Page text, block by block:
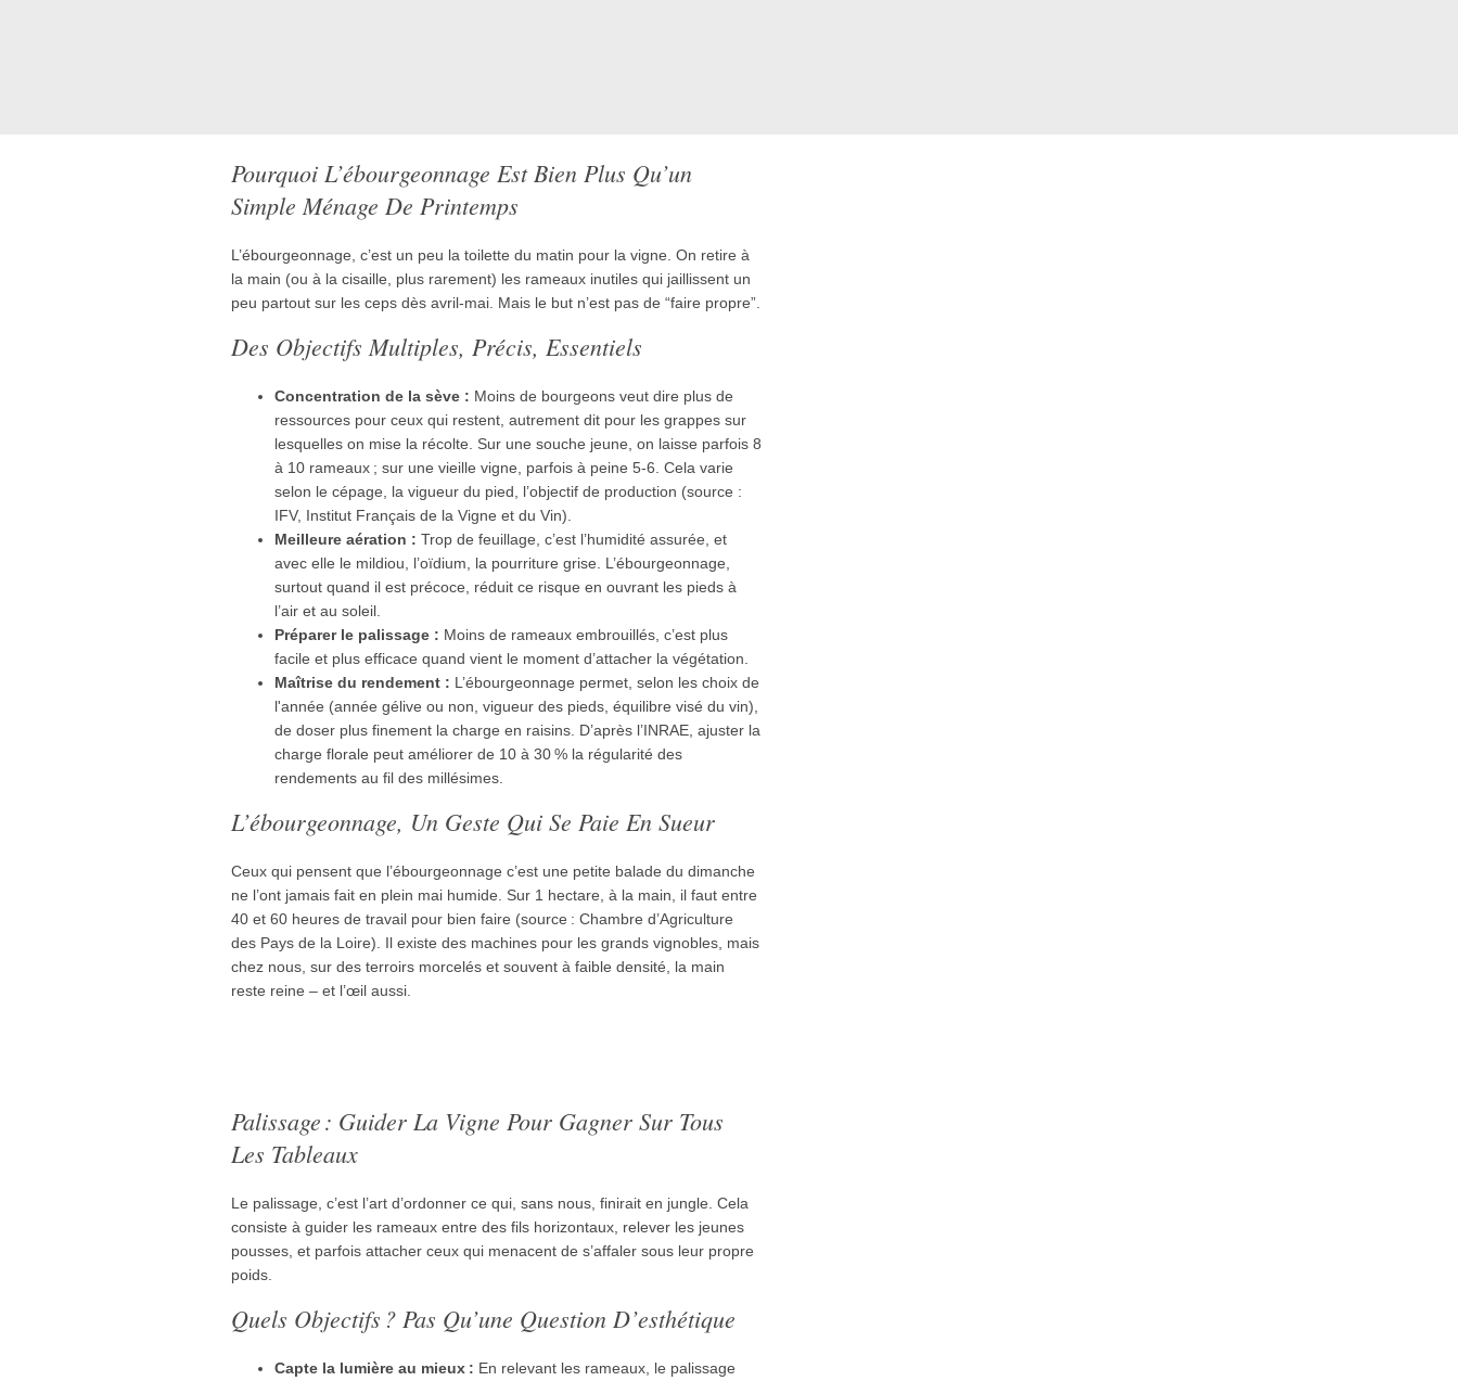
Pourquoi L’ébourgeonnage Est Bien Plus Qu’un
Simple Ménage De Printemps
L’ébourgeonnage, c’est un peu la toilette du matin pour la vigne. On retire à
la main (ou à la cisaille, plus rarement) les rameaux inutiles qui jaillissent un
peu partout sur les ceps dès avril-mai. Mais le but n’est pas de “faire propre”.
Des Objectifs Multiples, Précis, Essentiels
Concentration de la sève : Moins de bourgeons veut dire plus de
ressources pour ceux qui restent, autrement dit pour les grappes sur
lesquelles on mise la récolte. Sur une souche jeune, on laisse parfois 8
à 10 rameaux ; sur une vieille vigne, parfois à peine 5-6. Cela varie
selon le cépage, la vigueur du pied, l’objectif de production (source :
IFV, Institut Français de la Vigne et du Vin).
Meilleure aération : Trop de feuillage, c’est l’humidité assurée, et
avec elle le mildiou, l’oïdium, la pourriture grise. L’ébourgeonnage,
surtout quand il est précoce, réduit ce risque en ouvrant les pieds à
l’air et au soleil.
Préparer le palissage : Moins de rameaux embrouillés, c’est plus
facile et plus efficace quand vient le moment d’attacher la végétation.
Maîtrise du rendement : L’ébourgeonnage permet, selon les choix de
l'année (année gélive ou non, vigueur des pieds, équilibre visé du vin),
de doser plus finement la charge en raisins. D’après l’INRAE, ajuster la
charge florale peut améliorer de 10 à 30 % la régularité des
rendements au fil des millésimes.
L’ébourgeonnage, Un Geste Qui Se Paie En Sueur
Ceux qui pensent que l’ébourgeonnage c’est une petite balade du dimanche
ne l’ont jamais fait en plein mai humide. Sur 1 hectare, à la main, il faut entre
40 et 60 heures de travail pour bien faire (source : Chambre d’Agriculture
des Pays de la Loire). Il existe des machines pour les grands vignobles, mais
chez nous, sur des terroirs morcelés et souvent à faible densité, la main
reste reine – et l’œil aussi.
Palissage : Guider La Vigne Pour Gagner Sur Tous
Les Tableaux
Le palissage, c’est l’art d’ordonner ce qui, sans nous, finirait en jungle. Cela
consiste à guider les rameaux entre des fils horizontaux, relever les jeunes
pousses, et parfois attacher ceux qui menacent de s’affaler sous leur propre
poids.
Quels Objectifs ? Pas Qu’une Question D’esthétique
Capte la lumière au mieux : En relevant les rameaux, le palissage